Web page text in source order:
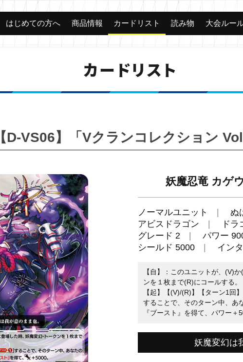
はじめての方へ 商品情報 カードリスト 読み物 大会ルー
カードリスト
【D-VS06】「Vクランコレクション
妖魔忍竜 カゲ
ノーマルユニット
ぬ
アビスドラゴン
ド
グレード 2
パワー
シールド 5000
イン
【自】：このユニットが、(V)
ンを１枚まで(R)にコールする。
【起】【(V)/(R)】【ターン1回
することで、そのターン中、あ
『ブースト』を得て、パワー＋
妖魔変幻は